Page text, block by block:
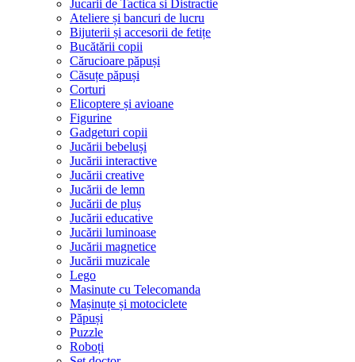
Jucarii de Tactica si Distractie
Ateliere și bancuri de lucru
Bijuterii și accesorii de fetițe
Bucătării copii
Cărucioare păpuși
Căsuțe păpuși
Corturi
Elicoptere și avioane
Figurine
Gadgeturi copii
Jucării bebeluși
Jucării interactive
Jucării creative
Jucării de lemn
Jucării de pluș
Jucării educative
Jucării luminoase
Jucării magnetice
Jucării muzicale
Lego
Masinute cu Telecomanda
Mașinuțe și motociclete
Păpuși
Puzzle
Roboți